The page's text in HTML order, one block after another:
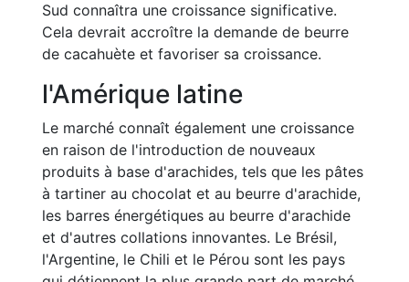
Sud connaîtra une croissance significative.
Cela devrait accroître la demande de beurre
de cacahuète et favoriser sa croissance.
l'Amérique latine
Le marché connaît également une croissance
en raison de l'introduction de nouveaux
produits à base d'arachides, tels que les pâtes
à tartiner au chocolat et au beurre d'arachide,
les barres énergétiques au beurre d'arachide
et d'autres collations innovantes. Le Brésil,
l'Argentine, le Chili et le Pérou sont les pays